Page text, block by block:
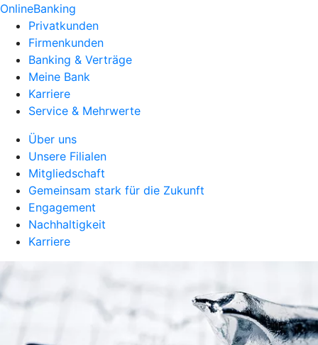
OnlineBanking
Privatkunden
Firmenkunden
Banking & Verträge
Meine Bank
Karriere
Service & Mehrwerte
Über uns
Unsere Filialen
Mitgliedschaft
Gemeinsam stark für die Zukunft
Engagement
Nachhaltigkeit
Karriere